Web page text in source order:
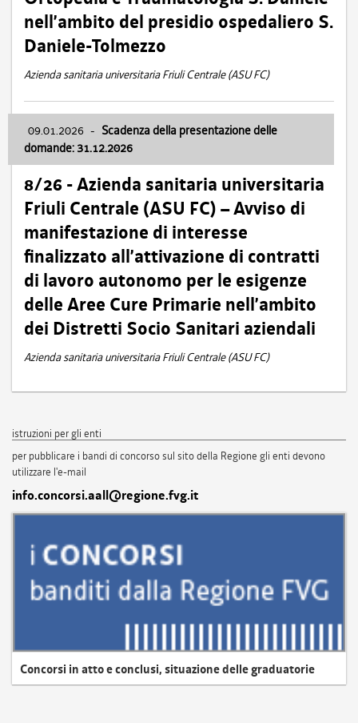
nell’ambito del presidio ospedaliero S.
Daniele-Tolmezzo
Azienda sanitaria universitaria Friuli Centrale (ASU FC)
09.01.2026 - Scadenza della presentazione delle
domande: 31.12.2026
8/26 - Azienda sanitaria universitaria
Friuli Centrale (ASU FC) – Avviso di
manifestazione di interesse
finalizzato all’attivazione di contratti
di lavoro autonomo per le esigenze
delle Aree Cure Primarie nell’ambito
dei Distretti Socio Sanitari aziendali
Azienda sanitaria universitaria Friuli Centrale (ASU FC)
istruzioni per gli enti
per pubblicare i bandi di concorso sul sito della Regione gli enti devono
utilizzare l'e-mail
info.concorsi.aall@regione.fvg.it
Concorsi in atto e conclusi, situazione delle graduatorie